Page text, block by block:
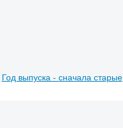
Год выпуска - сначала старые